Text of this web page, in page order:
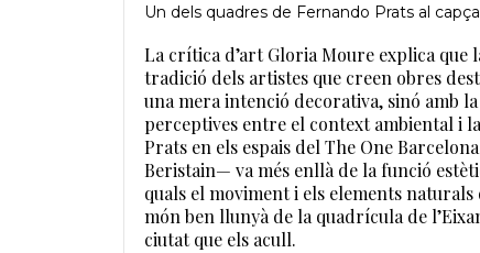
Un dels quadres de Fernando Prats al
La crítica d’art Gloria Moure explica que
tradició dels artistes que creen obres
una mera intenció decorativa, sinó amb
perceptives entre el context ambiental i
Prats en els espais del The One
Beristain— va més enllà de la funció
quals el moviment i els elements
món ben llunyà de la quadrícula de
ciutat que els acull.